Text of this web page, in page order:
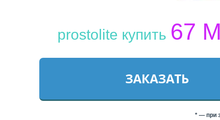
prostolite купить 67
ЗАКАЗАТЬ